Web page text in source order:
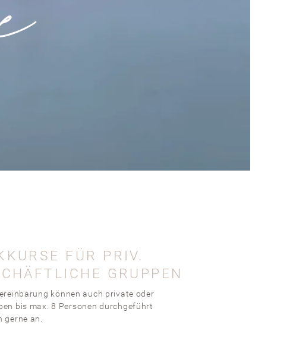
FÜR PRIV.
GRUPPEN
können auch private oder
bis max. 8 Personen durchgeführt
gerne an.